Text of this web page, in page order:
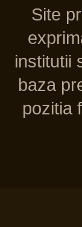
Site
institutii
baza
pozitia